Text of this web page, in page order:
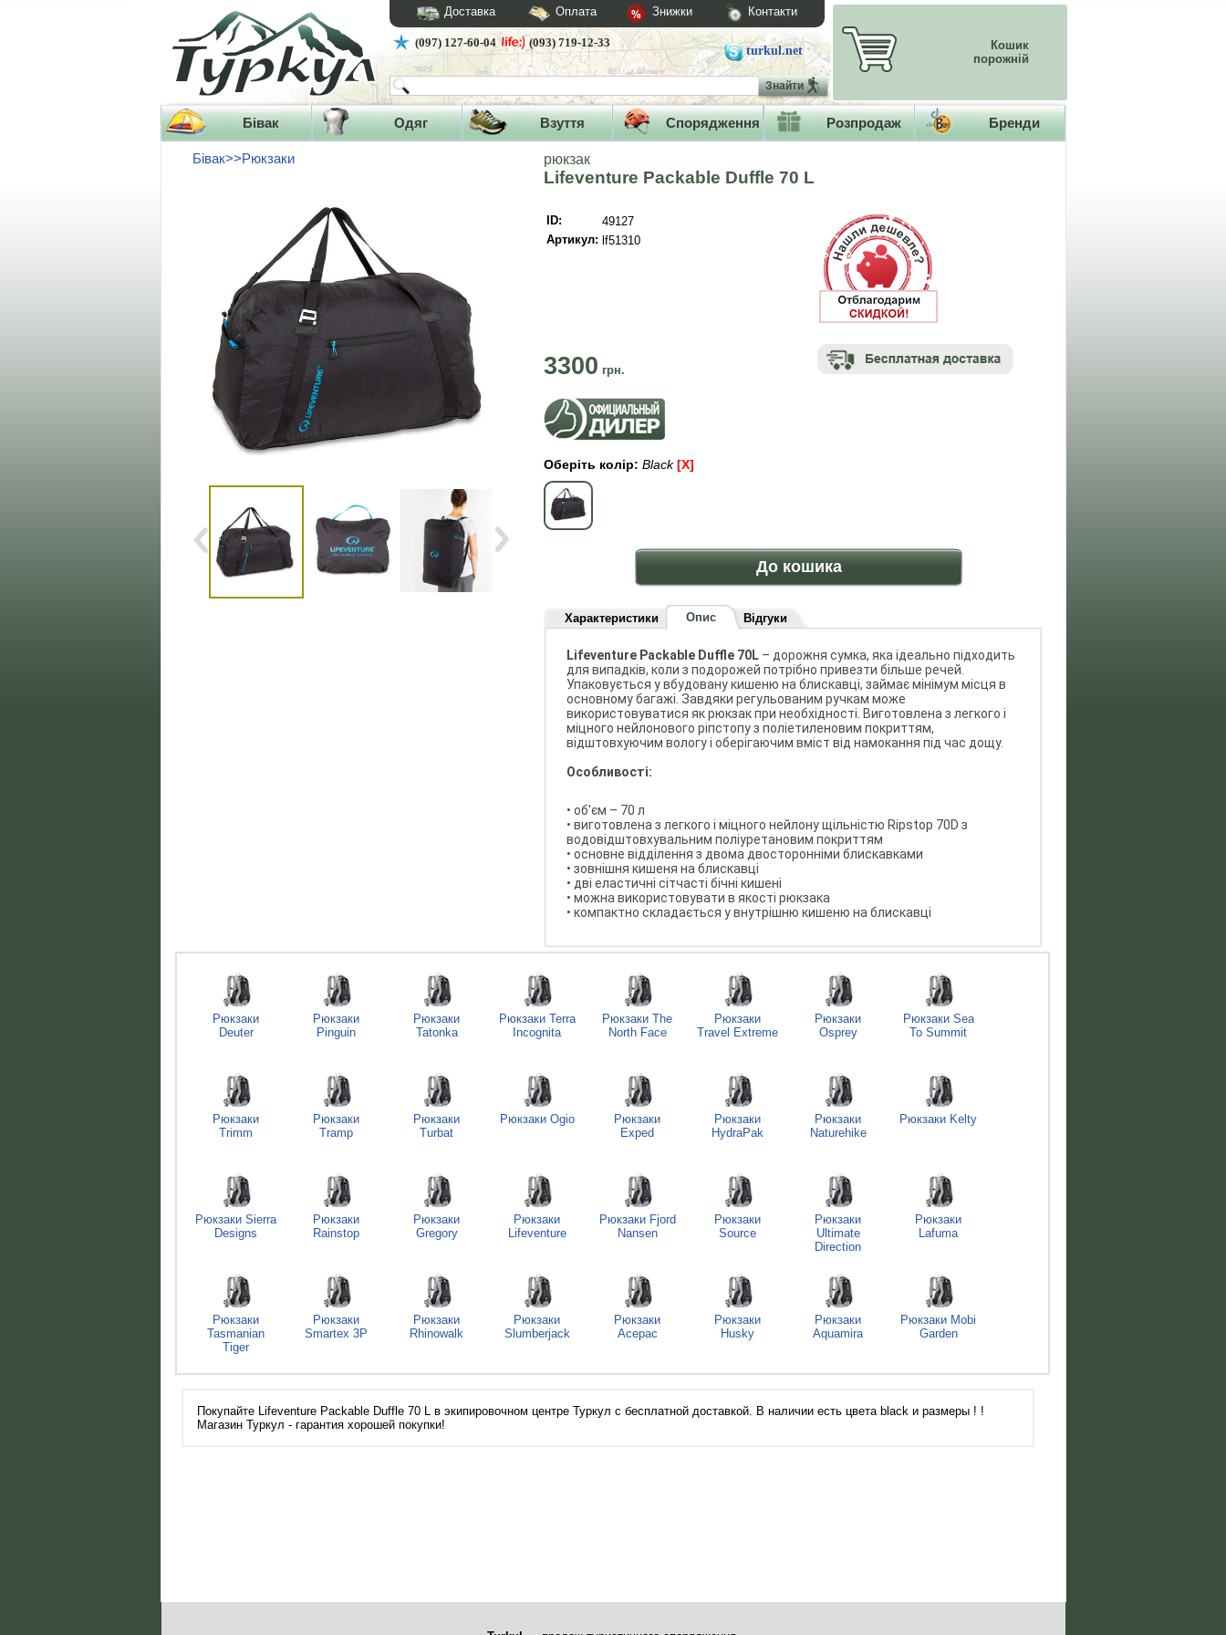
Доставка Оплата Знижки Контакти
(097) 127-60-04 (093) 719-12-33
turkul.net
Знайти
Кошик
порожній
Бівак Одяг Взуття Спорядження Розпродаж Бренди
Бівак>>Рюкзаки рюкзак
Lifeventure Packable Duffle 70 L
ID:
49127
Артикул: lf51310
3300 грн.
Оберіть колір: Black[x]
До кошика
Характеристики Опис Відгуки
Lifeventure Packable Duffle 70L– дорожня сумка, яка ідеально підходить
для випадків, коли з подорожей потрібно привезти більше речей.
Упаковується у вбудовану кишеню на блискавці, займає мінімум місця в
основному багажі. Завдяки регульованим ручкам може
використовуватися як рюкзак при необхідності. Виготовлена ​​з легкого і
міцного нейлонового ріпстопу з поліетиленовим покриттям,
відштовхуючим вологу і оберігаючим вміст від намокання під час дощу.
Особливості:
• об'єм – 70 л
• виготовлена з легкого і міцного нейлону щільністю Ripstop 70D з
водовідштовхувальним поліуретановим покриттям
• основне відділення з двома двосторонніми блискавками
• зовнішня кишеня на блискавці
• дві еластичні сітчасті бічні кишені
• можна використовувати в якості рюкзака
• компактно складається у внутрішню кишеню на блискавці
Рюкзаки
Deuter
Рюкзаки
Pinguin
Рюкзаки
Tatonka
Рюкзаки Terra
Incognita
Рюкзаки The
North Face
Рюкзаки
Travel Extreme
Рюкзаки
Osprey
Рюкзаки Sea
To Summit
Рюкзаки
Trimm
Рюкзаки
Tramp
Рюкзаки
Turbat
Рюкзаки Ogio
Рюкзаки
Exped
Рюкзаки
HydraPak
Рюкзаки
Naturehike
Рюкзаки Kelty
Рюкзаки Sierra
Designs
Рюкзаки
Rainstop
Рюкзаки
Gregory
Рюкзаки
Lifeventure
Рюкзаки Fjord
Nansen
Рюкзаки
Source
Рюкзаки
Ultimate
Direction
Рюкзаки
Lafuma
Рюкзаки
Tasmanian
Tiger
Рюкзаки
Smartex 3P
Рюкзаки
Rhinowalk
Рюкзаки
Slumberjack
Рюкзаки
Acepac
Рюкзаки
Husky
Рюкзаки
Aquamira
Рюкзаки Mobi
Garden
Покупайте Lifeventure Packable Duffle 70 L в экипировочном центре Туркул с бесплатной доставкой. В наличии есть цвета black и размеры ! !
Магазин Туркул - гарантия хорошей покупки!